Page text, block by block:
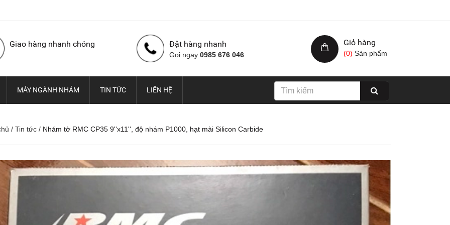
Giao hàng nhanh chóng Đặt hàng nhanh
Gọi ngay 0985 676 046
Giỏ hàng
(0) Sản phẩm
MÁY NGÀNH NHÁM TIN TỨC LIÊN HỆ
/ Tin tức / Nhám tờ RMC CP35 9''x11'', độ nhám P1000, hạt mài Silicon Carbide
Nhám cuộn con Ó Hàn
Vải nhám cuộn con Ó,